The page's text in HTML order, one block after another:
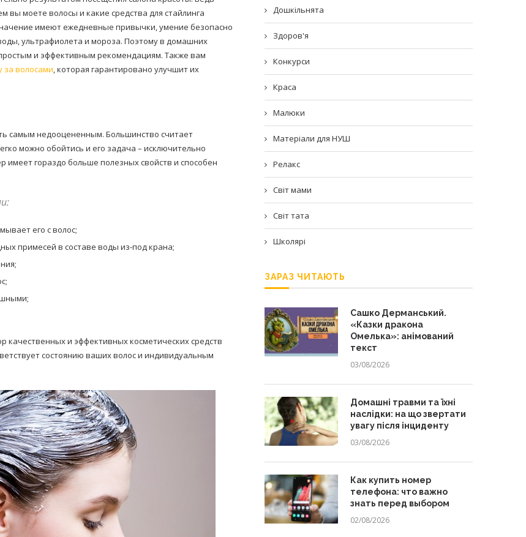
вы моете волосы и какие средства для стайлинга
имеют ежедневные привычки, умение безопасно
ультрафиолета и мороза. Поэтому в домашних
и эффективным рекомендациям. Также вам
за волосами, которая гарантировано улучшит их
самым недооцененным. Большинство считает
можно обойтись и его задача – исключительно
имеет гораздо больше полезных свойств и способен
его с волос;
примесей в составе воды из-под крана;
качественных и эффективных косметических средств
состоянию ваших волос и индивидуальным
Дошкільнята
Здоров'я
Конкурси
Краса
Малюки
Матеріали для НУШ
Релакс
Світ мами
Світ тата
Школярі
ЗАРАЗ ЧИТАЮТЬ
Сашко Дерманський.
«Казки дракона
Омелька»: анімований
текст
03/08/2026
Домашні травми та їхні
наслідки: на що звертати
увагу після інциденту
03/08/2026
Как купить номер
телефона: что важно
знать перед выбором
02/08/2026